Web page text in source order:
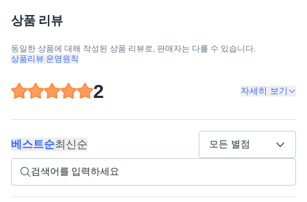
상품 리뷰
동일한 상품에 대해 작성된 상품 리뷰로, 판매자는 다를 수 있습니다.
상품리뷰 운영원칙
2 자세히 보기
베스트순최신순 모든 별점